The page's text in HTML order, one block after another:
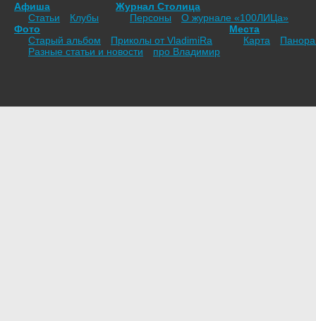
Афиша
Статьи
Клубы
Журнал Столица
Персоны
О журнале «100ЛИЦа»
Фото
Старый альбом
Приколы от VladimiRа
Места
Карта
Разные статьи и новости
про Владимир